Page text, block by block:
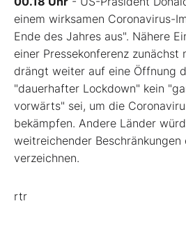
einem wirksamen Coronavirus-
Ende des Jahres aus". Nähere
einer Pressekonferenz zunächst
drängt weiter auf eine Öffnung
"dauerhafter Lockdown" kein
vorwärts" sei, um die
bekämpfen. Andere Länder
weitreichender
verzeichnen.
rtr